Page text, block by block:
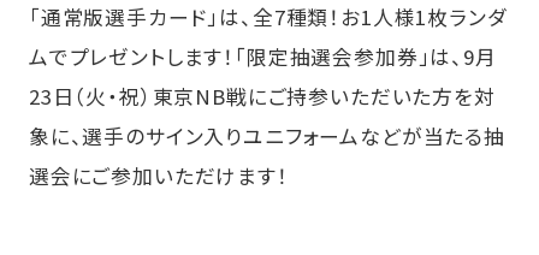
「通常版選手カード」は、全7種類！お1人様1枚ランダ
ムでプレゼントします！「限定抽選会参加券」は、9月
23日（火・祝）東京NB戦にご持参いただいた方を対
象に、選手のサイン入りユニフォームなどが当たる抽
選会にご参加いただけます！